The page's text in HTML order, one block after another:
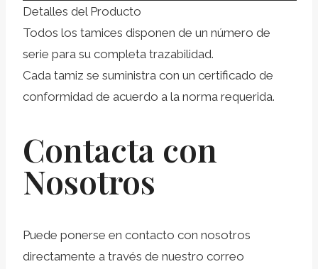
Detalles del Producto
Todos los tamices disponen de un número de
serie para su completa trazabilidad.
Cada tamiz se suministra con un certificado de
conformidad de acuerdo a la norma requerida.
Contacta con
Nosotros
Puede ponerse en contacto con nosotros
directamente a través de nuestro correo